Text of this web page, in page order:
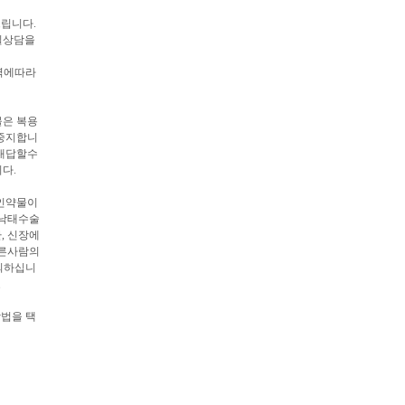
니다.
담을
에따라
복용
지합니
답할수
.
약물이
태수술
신장에
사람의
십니
을 택